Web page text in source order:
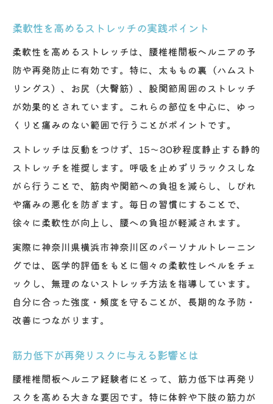
柔軟性を高めるストレッチの実践ポイント
柔軟性を高めるストレッチは、腰椎椎間板ヘルニアの予
防や再発防止に有効です。特に、太ももの裏（ハムスト
リングス）、お尻（大臀筋）、股関節周囲のストレッチ
が効果的とされています。これらの部位を中心に、ゆっ
くりと痛みのない範囲で行うことがポイントです。
ストレッチは反動をつけず、15～30秒程度静止する静的
ストレッチを推奨します。呼吸を止めずリラックスしな
がら行うことで、筋肉や関節への負担を減らし、しびれ
や痛みの悪化を防ぎます。毎日の習慣にすることで、
徐々に柔軟性が向上し、腰への負担が軽減されます。
実際に神奈川県横浜市神奈川区のパーソナルトレーニン
グでは、医学的評価をもとに個々の柔軟性レベルをチェ
ックし、無理のないストレッチ方法を指導しています。
自分に合った強度・頻度を守ることが、長期的な予防・
改善につながります。
筋力低下が再発リスクに与える影響とは
腰椎椎間板ヘルニア経験者にとって、筋力低下は再発リ
スクを高める大きな要因です。特に体幹や下肢の筋力が